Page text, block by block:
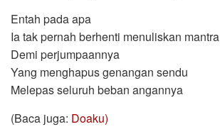
Entah pada apa
Ia tak pernah berhenti menuliskan mantra
Demi perjumpaannya
Yang menghapus genangan sendu
Melepas seluruh beban angannya
(Baca juga: Doaku)